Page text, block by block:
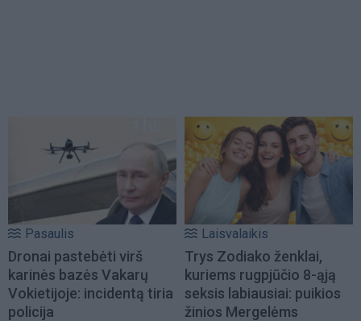
Pasaulis
Dronai pastebėti virš
karinės bazės Vakarų
Vokietijoje: incidentą tiria
policija
Laisvalaikis
Trys Zodiako ženklai,
kuriems rugpjūčio 8-ąją
seksis labiausiai: puikios
žinios Mergelėms